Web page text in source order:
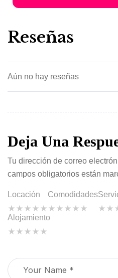
Reseñas
Aún no hay reseñas
Deja Una
Tu dirección de correo
campos obligatorios están
Locación Comodidades
Alojamiento